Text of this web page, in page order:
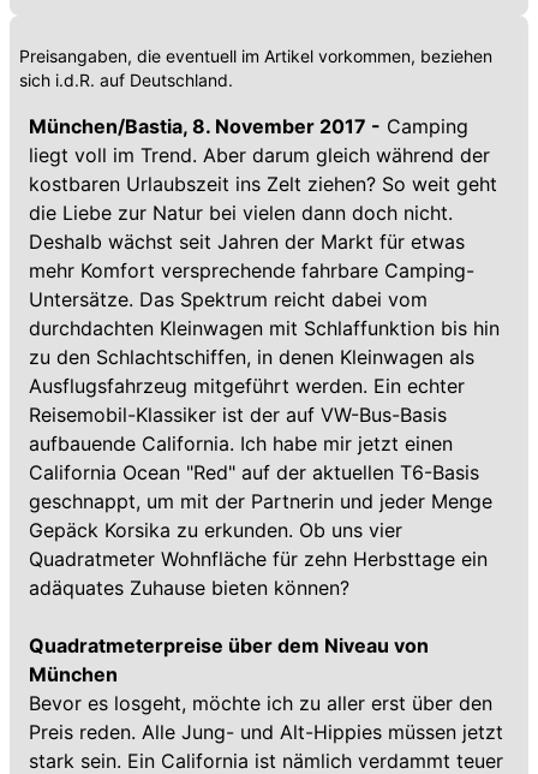
Preisangaben, die eventuell im Artikel vorkommen, beziehen
sich i.d.R. auf Deutschland.
München/Bastia, 8. November 2017 - Camping
liegt voll im Trend. Aber darum gleich während der
kostbaren Urlaubszeit ins Zelt ziehen? So weit geht
die Liebe zur Natur bei vielen dann doch nicht.
Deshalb wächst seit Jahren der Markt für etwas
mehr Komfort versprechende fahrbare Camping-
Untersätze. Das Spektrum reicht dabei vom
durchdachten Kleinwagen mit Schlaffunktion bis hin
zu den Schlachtschiffen, in denen Kleinwagen als
Ausflugsfahrzeug mitgeführt werden. Ein echter
Reisemobil-Klassiker ist der auf VW-Bus-Basis
aufbauende California. Ich habe mir jetzt einen
California Ocean "Red" auf der aktuellen T6-Basis
geschnappt, um mit der Partnerin und jeder Menge
Gepäck Korsika zu erkunden. Ob uns vier
Quadratmeter Wohnfläche für zehn Herbsttage ein
adäquates Zuhause bieten können?
Quadratmeterpreise über dem Niveau von
München
Bevor es losgeht, möchte ich zu aller erst über den
Preis reden. Alle Jung- und Alt-Hippies müssen jetzt
stark sein. Ein California ist nämlich verdammt teuer